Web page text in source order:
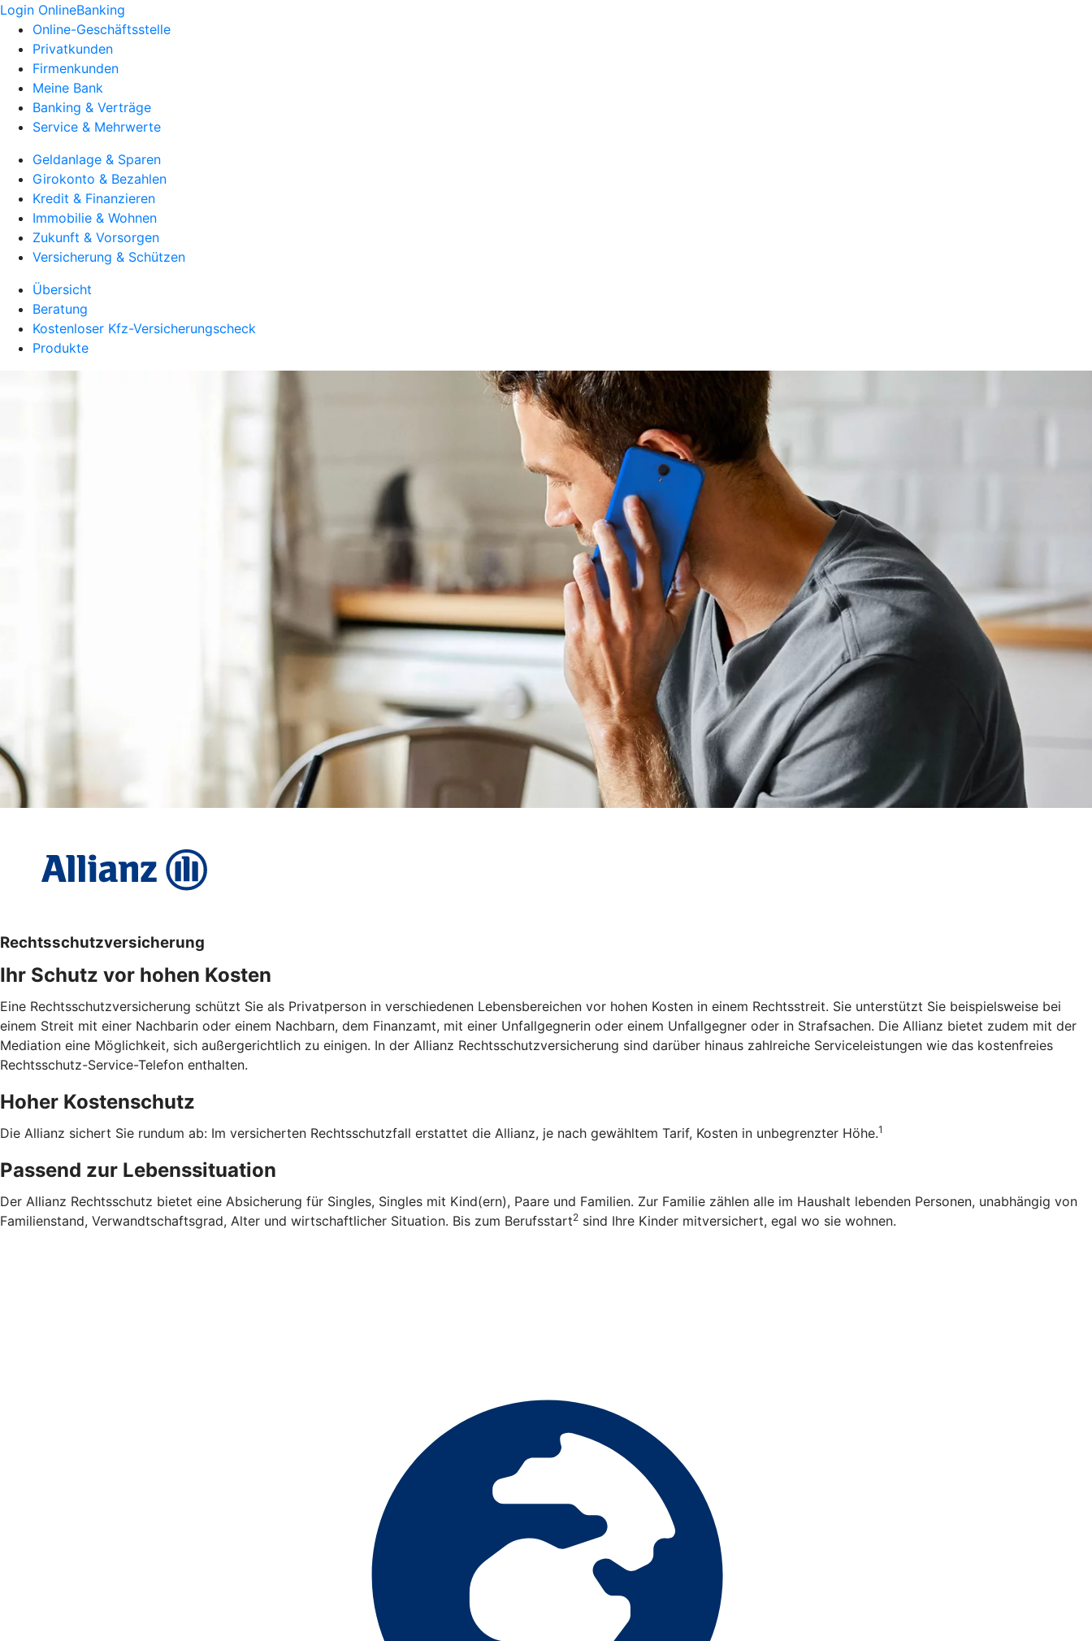
Login OnlineBanking
Online-Geschäftsstelle
Privatkunden
Firmenkunden
Meine Bank
Banking & Verträge
Service & Mehrwerte
Geldanlage & Sparen
Girokonto & Bezahlen
Kredit & Finanzieren
Immobilie & Wohnen
Zukunft & Vorsorgen
Versicherung & Schützen
Übersicht
Beratung
Kostenloser Kfz-Versicherungscheck
Produkte
Rechtsschutzversicherung
Ihr Schutz vor hohen Kosten
Eine Rechtsschutzversicherung schützt Sie als Privatperson in verschiedenen Lebensbereichen vor hohen Kosten in einem Rechtsstreit. Sie unterstützt Sie beispielsweise bei
einem Streit mit einer Nachbarin oder einem Nachbarn, dem Finanzamt, mit einer Unfallgegnerin oder einem Unfallgegner oder in Strafsachen. Die Allianz bietet zudem mit der
Mediation eine Möglichkeit, sich außergerichtlich zu einigen. In der Allianz Rechtsschutzversicherung sind darüber hinaus zahlreiche Serviceleistungen wie das kostenfreies
Rechtsschutz-Service-Telefon enthalten.
Hoher Kostenschutz
Die Allianz sichert Sie rundum ab: Im versicherten Rechtsschutzfall erstattet die Allianz, je nach gewähltem Tarif, Kosten in unbegrenzter Höhe.1
Passend zur Lebenssituation
Der Allianz Rechtsschutz bietet eine Absicherung für Singles, Singles mit Kind(ern), Paare und Familien. Zur Familie zählen alle im Haushalt lebenden Personen, unabhängig von
Familienstand, Verwandtschaftsgrad, Alter und wirtschaftlicher Situation. Bis zum Berufsstart2 sind Ihre Kinder mitversichert, egal wo sie wohnen.